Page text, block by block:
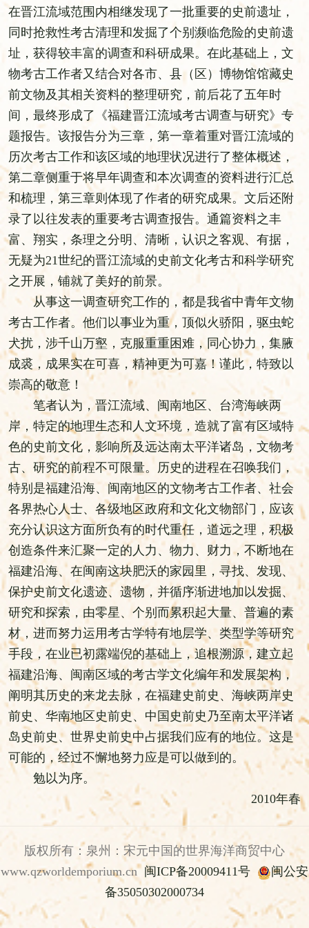
在晋江流域范围内相继发现了一批重要的史前遗址，
同时抢救性考古清理和发掘了个别濒临危险的史前遗
址，获得较丰富的调查和科研成果。在此基础上，文
物考古工作者又结合对各市、县（区）博物馆馆藏史
前文物及其相关资料的整理研究，前后花了五年时
间，最终形成了《福建晋江流域考古调查与研究》专
题报告。该报告分为三章，第一章着重对晋江流域的
历次考古工作和该区域的地理状况进行了整体概述，
第二章侧重于将早年调查和本次调查的资料进行汇总
和梳理，第三章则体现了作者的研究成果。文后还附
录了以往发表的重要考古调查报告。通篇资料之丰
富、翔实，条理之分明、清晰，认识之客观、有据，
无疑为21世纪的晋江流域的史前文化考古和科学研究
之开展，铺就了美好的前景。
从事这一调查研究工作的，都是我省中青年文物
考古工作者。他们以事业为重，顶似火骄阳，驱虫蛇
犬扰，涉千山万壑，克服重重困难，同心协力，集腋
成裘，成果实在可喜，精神更为可嘉！谨此，特致以
崇高的敬意！
笔者认为，晋江流域、闽南地区、台湾海峡两
岸，特定的地理生态和人文环境，造就了富有区域特
色的史前文化，影响所及远达南太平洋诸岛，文物考
古、研究的前程不可限量。历史的进程在召唤我们，
特别是福建沿海、闽南地区的文物考古工作者、社会
各界热心人士、各级地区政府和文化文物部门，应该
充分认识这方面所负有的时代重任，道远之理，积极
创造条件来汇聚一定的人力、物力、财力，不断地在
福建沿海、在闽南这块肥沃的家园里，寻找、发现、
保护史前文化遗迹、遗物，并循序渐进地加以发掘、
研究和探索，由零星、个别而累积起大量、普遍的素
材，进而努力运用考古学特有地层学、类型学等研究
手段，在业已初露端倪的基础上，追根溯源，建立起
福建沿海、闽南区域的考古学文化编年和发展架构，
阐明其历史的来龙去脉，在福建史前史、海峡两岸史
前史、华南地区史前史、中国史前史乃至南太平洋诸
岛史前史、世界史前史中占据我们应有的地位。这是
可能的，经过不懈地努力应是可以做到的。
勉以为序。
2010年春
版权所有：泉州：宋元中国的世界海洋商贸中心
www.qzworldemporium.cn 闽ICP备20009411号
闽公安
备35050302000734